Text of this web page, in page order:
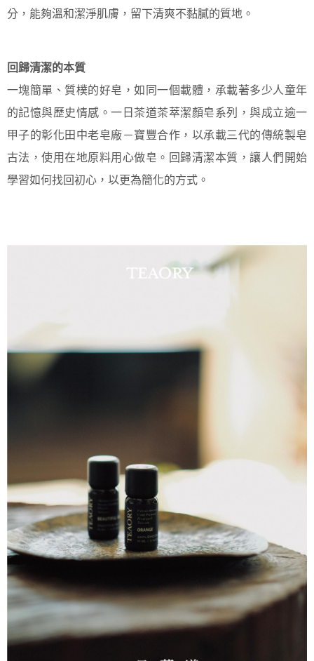
分，能夠溫和潔淨肌膚，留下清爽不黏膩的質地。
回歸清潔的本質
一塊簡單、質樸的好皂，如同一個載體，承載著多少人童年
的記憶與歷史情感。一日茶道茶萃潔顏皂系列，與成立逾一
甲子的彰化田中老皂廠－寶豐合作，以承載三代的傳統製皂
古法，使用在地原料用心做皂。回歸清潔本質，讓人們開始
學習如何找回初心，以更為簡化的方式。